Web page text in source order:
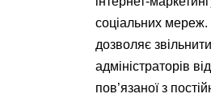
соціальних мереж.
дозволяє
адміністраторів
пов’язаної з